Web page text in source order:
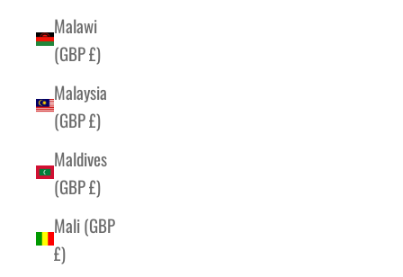
Malawi
(GBP £)
Malaysia
(GBP £)
Maldives
(GBP £)
Mali (GBP
£)